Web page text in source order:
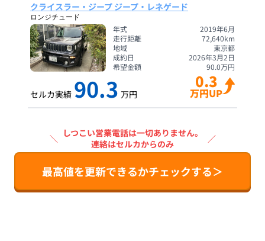
クライスラー・ジープ ジープ・レネゲード
ロンジチュード
年式
2019年6月
走行距離
72,640km
地域
東京都
成約日
2026年3月2日
希望金額
90.0万円
セルカ実績 90.3 万円
0.3
万円UP
＼ しつこい営業電話は一切ありません。
連絡はセルカからのみ
／
最高値を更新できるかチェックする＞